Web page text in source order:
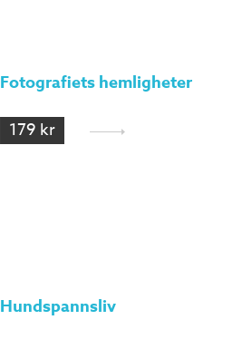
Fotografiets hemligheter
179 kr
Hundspannsliv